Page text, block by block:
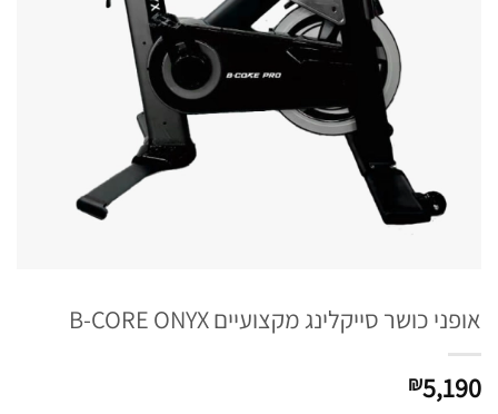
אופני כושר סייקלינג מקצועיים B-CORE ONYX
₪5,190